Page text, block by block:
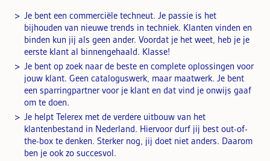
Je bent een commerciële techneut. Je passie is het
bijhouden van nieuwe trends in techniek. Klanten vinden en
binden kun jij als geen ander. Voordat je het weet, heb je je
eerste klant al binnengehaald. Klasse!
Je bent op zoek naar de beste en complete oplossingen voor
jouw klant. Geen cataloguswerk, maar maatwerk. Je bent
een sparringpartner voor je klant en dat vind je onwijs gaaf
om te doen.
Je helpt Telerex met de verdere uitbouw van het
klantenbestand in Nederland. Hiervoor durf jij best out-of-
the-box te denken. Sterker nog, jij doet niet anders. Daarom
ben je ook zo succesvol.